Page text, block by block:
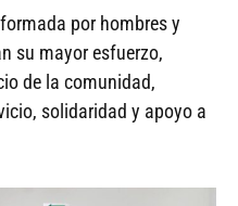
por hombres y
su mayor esfuerzo,
de la comunidad,
solidaridad y apoyo a